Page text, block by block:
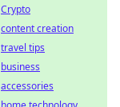
Crypto
content creation
travel tips
business
accessories